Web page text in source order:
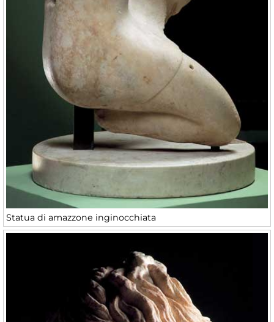
Statua di amazzone inginocchiata